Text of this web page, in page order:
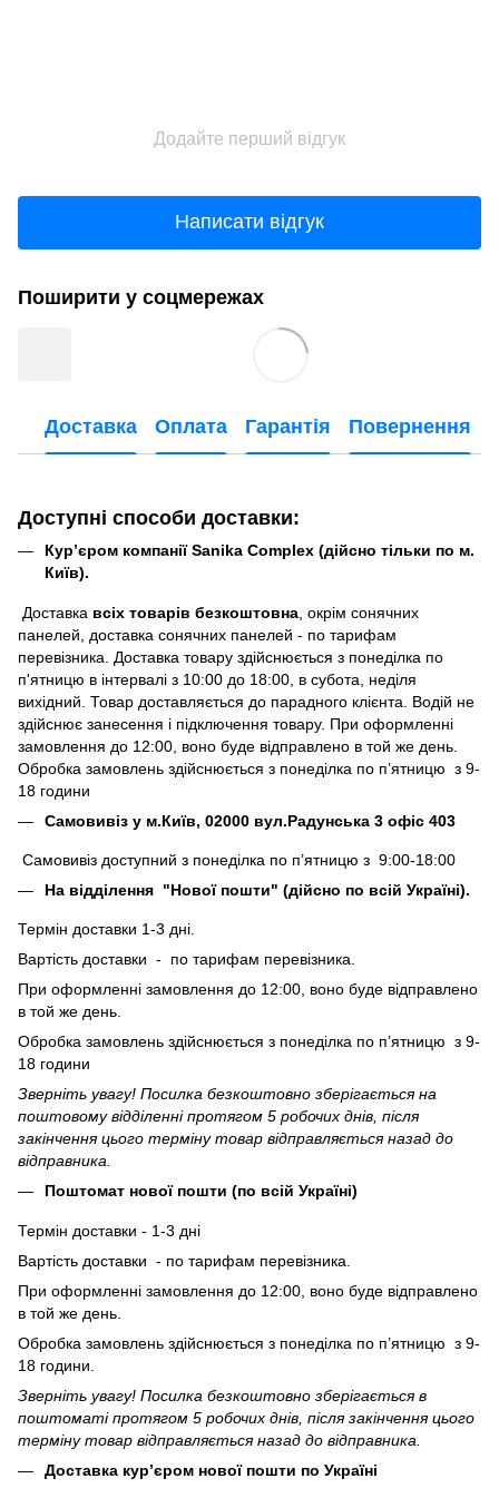
Додайте перший відгук
Написати відгук
Поширити у соцмережах
Доставка Оплата Гарантія Повернення
Доступні способи доставки:
Кур’єром компанії Sanika Complex (дійсно тільки по м.
Київ).
Доставка всіх товарів безкоштовна , окрім сонячних
панелей, доставка сонячних панелей - по тарифам
перевізника. Доставка товару здійснюється з понеділка по
п'ятницю в інтервалі з 10:00 до 18:00, в субота, неділя
вихідний. Товар доставляється до парадного клієнта. Водій не
здійснює занесення і підключення товару. При оформленні
замовлення до 12:00, воно буде відправлено в той же день.
Обробка замовлень здійснюється з понеділка по п’ятницю з 9-
18 години
Самовивіз у м.Київ, 02000 вул.Радунська 3 офіс 403
Самовивіз доступний з понеділка по п’ятницю з 9:00-18:00
На відділення "Нової пошти" (дійсно по всій Україні).
Термін доставки 1-3 дні.
Вартість доставки - по тарифам перевізника.
При оформленні замовлення до 12:00, воно буде відправлено
в той же день.
Обробка замовлень здійснюється з понеділка по п’ятницю з 9-
18 години
Зверніть увагу! Посилка безкоштовно зберігається на
поштовому відділенні протягом 5 робочих днів, після
закінчення цього терміну товар відправляється назад до
відправника.
Поштомат нової пошти (по всій Україні)
Термін доставки - 1-3 дні
Вартість доставки - по тарифам перевізника.
При оформленні замовлення до 12:00, воно буде відправлено
в той же день.
Обробка замовлень здійснюється з понеділка по п’ятницю з 9-
18 години.
Зверніть увагу! Посилка безкоштовно зберігається в
поштоматі протягом 5 робочих днів, після закінчення цього
терміну товар відправляється назад до відправника.
Доставка кур’єром нової пошти по Україні